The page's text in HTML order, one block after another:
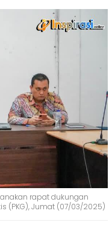
rapat dukungan
(PKG), Jumat (07/03/2025)